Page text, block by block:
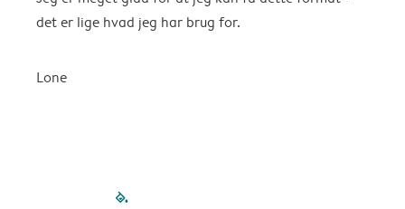
det er lige hvad jeg har brug for.
Lone
filled-pagination